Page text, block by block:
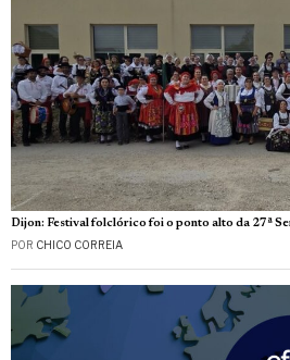
Dijon: Festival folclórico foi o ponto alto da 27ª
POR CHICO CORREIA